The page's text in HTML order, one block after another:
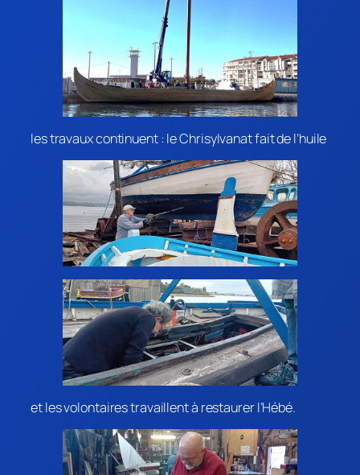
les travaux continuent : le Chrisylvanat fait de l’huile
et les volontaires travaillent à restaurer l’Hébé.